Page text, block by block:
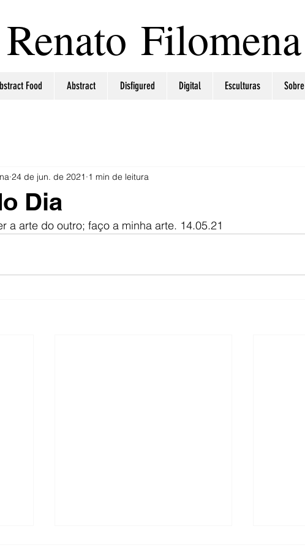
Renato Filomena
Food Abstract Disfigured Digital Esculturas Sobre
Dia
24 de jun. de 2021 1 min de leitura
a arte do outro; faço a minha arte. 14.05.21